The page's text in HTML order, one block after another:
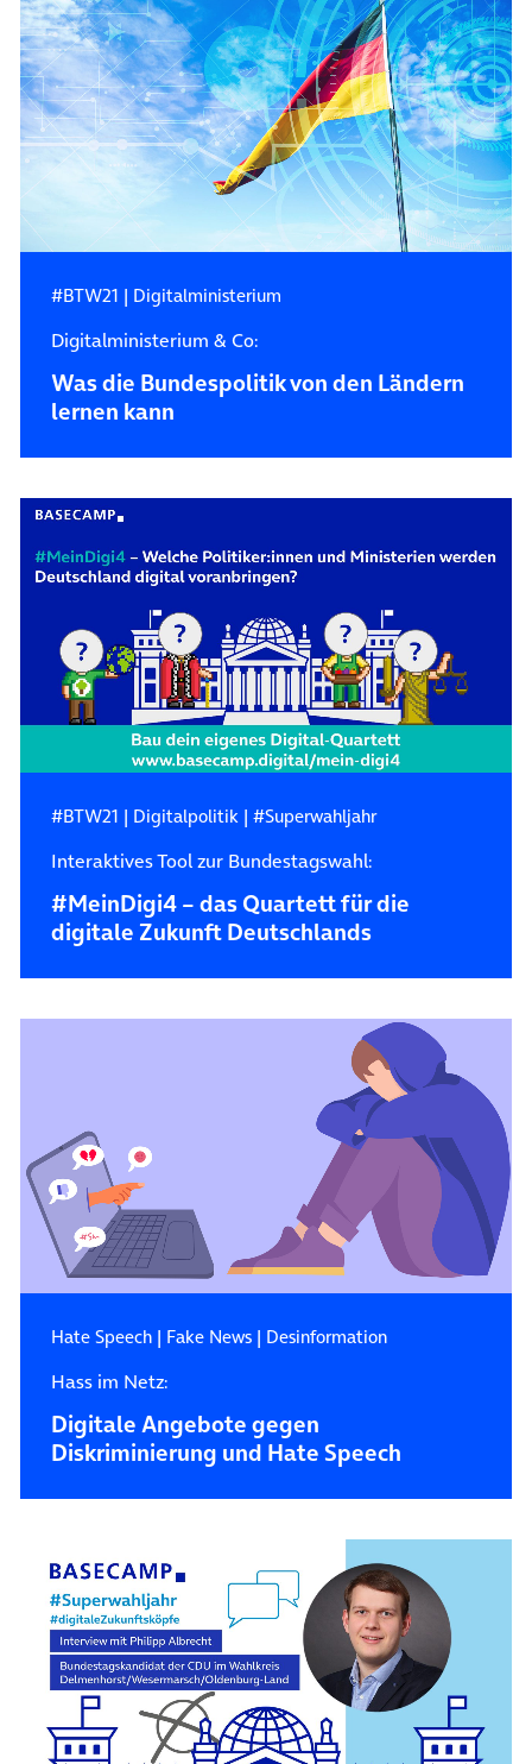
#BTW21 | Digitalministerium
Digitalministerium & Co:
Was die Bundespolitik von den Ländern
lernen kann
#BTW21 | Digitalpolitik| #Superwahljahr
Interaktives Tool zur Bundestagswahl:
#MeinDigi4 – das Quartett für die
digitale Zukunft Deutschlands
Hate Speech| Fake News| Desinformation
Hass im Netz:
Digitale Angebote gegen
Diskriminierung und Hate Speech